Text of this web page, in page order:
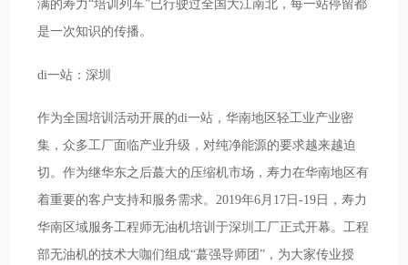
满的寿力“培训列车”已行驶过全国大江南北，每一站停留都
是一次知识的传播。
di一站：深圳
作为全国培训活动开展的di一站，华南地区轻工业产业密
集，众多工厂面临产业升级，对纯净能源的要求越来越迫
切。作为继华东之后蕞大的压缩机市场，寿力在华南地区有
着重要的客户支持和服务需求。2019年6月17日-19日，寿力
华南区域服务工程师无油机培训于深圳工厂正式开幕。工程
部无油机的技术大咖们组成“蕞强导师团”，为大家传业授